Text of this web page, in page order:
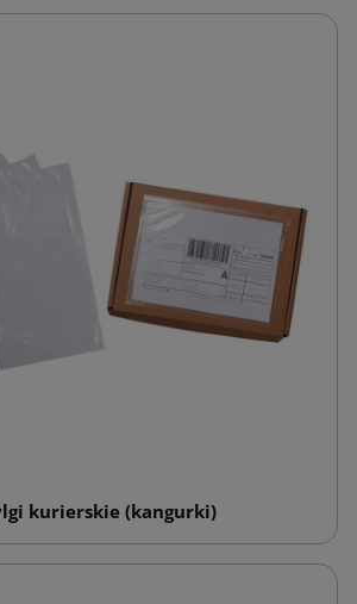
kurierskie (kangurki)